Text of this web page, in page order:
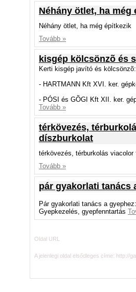
Néhány ötlet, ha még
Néhány ötlet, ha még építkezik
Tovább »
kisgép kölcsönzõ és
Kerti kisgép javító és kölcsönzõ:
- HARTMANN Kft XVI. ker.
- PÓSI és GÕGI Kft XII. ker.
Tovább »
térkövezés,
díszburkolat
térkövezés, térburkolás
Tovább »
pár gyakorlati tanács
Pár gyakorlati tanács a gyephez:
Gyepkezelés, gyepfenntartás
Oldal URL
A jelenlegi oldal elsődleges címe: http://